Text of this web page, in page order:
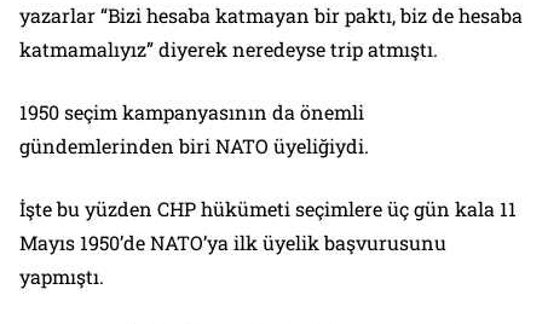
yazarlar “Bizi hesaba katmayan bir paktı, biz de hesaba
katmamalıyız” diyerek neredeyse trip atmıştı.
1950 seçim kampanyasının da önemli
gündemlerinden biri NATO üyeliğiydi.
İşte bu yüzden CHP hükümeti seçimlere üç gün kala 11
Mayıs 1950’de NATO’ya ilk üyelik başvurusunu
yapmıştı.